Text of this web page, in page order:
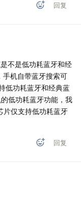
回复
不是低功耗蓝牙和经
手机自带蓝牙搜索可
低功耗蓝牙和经典蓝
低功耗蓝牙功能，我
片仅支持低功耗蓝牙
回复